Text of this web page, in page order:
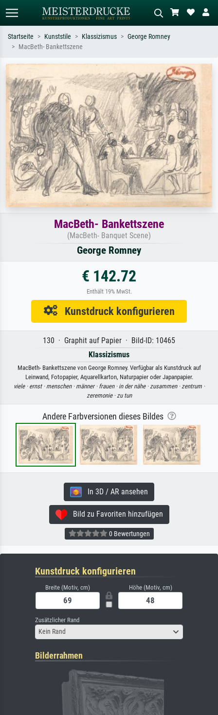
Suchen Sie nach Künstlern, Werktiteln
oder Stilen – z.B. Monet,
Sternennacht, Impressionismus, Welle
Hokusai, Akt.
Beschreiben Sie die Szene – z.B. Grüne
Wiese, Abstrakt mit viel Rot, Dunkles
Ölgemälde, Stehender Akt neben einem
Baum.
Startseite Kunststile Klassizismus
George Romney
MacBeth- Bankettszene
MacBeth- Bankettszene
(MacBeth- Banquet Scene)
George Romney
€ 142.72
Enthält 19% MwSt.
Kunstdruck konfigurieren
130 · Graphit auf Papier · Bild-ID: 10465
Klassizismus
MacBeth- Bankettszene von George Romney. Verfügbar als Kunstdruck auf
Leinwand, Fotopapier, Aquarellkarton, Naturpapier oder Japanpapier.
viele · ernst · menschen · männer · frauen · in der nähe · zusammen · zentrum ·
zeremonie · zu tun
Andere Farbversionen dieses Bildes
In 3D / AR ansehen
Bild zu Favoriten hinzufügen
0 Bewertungen
Kunstdruck konfigurieren
Breite (Motiv, cm) Höhe (Motiv, cm)
Zusätzlicher Rand
Kein Rand
Bilderrahmen